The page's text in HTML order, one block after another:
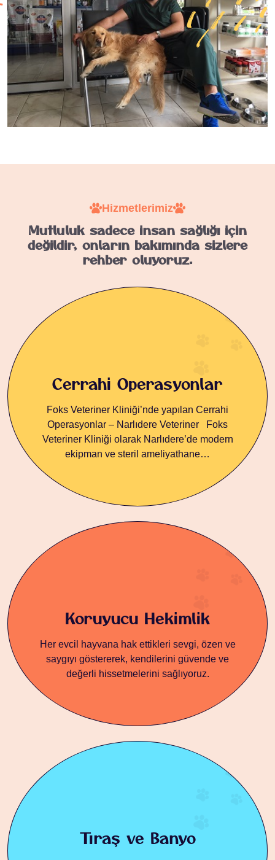
Hizmetlerimiz
Mutluluk sadece insan sağlığı için
değildir, onların bakımında sizlere
rehber oluyoruz.
Cerrahi Operasyonlar
Foks Veteriner Kliniği’nde yapılan Cerrahi
Operasyonlar – Narlıdere Veteriner Foks
Veteriner Kliniği olarak Narlıdere’de modern
ekipman ve steril ameliyathane…
Koruyucu Hekimlik
Her evcil hayvana hak ettikleri sevgi, özen ve
saygıyı göstererek, kendilerini güvende ve
değerli hissetmelerini sağlıyoruz.
Tıraş ve Banyo